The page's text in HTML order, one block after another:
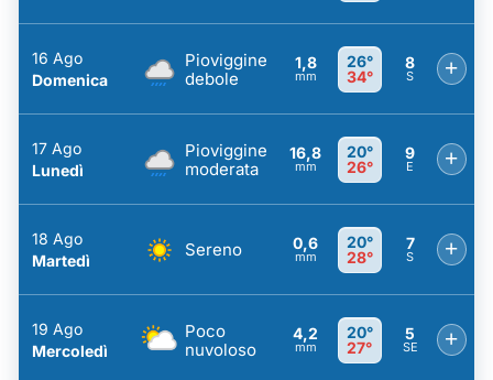
16 Ago
Domenica
Pioviggine
debole
1,8
mm
26°
34°
8
S +
17 Ago
Lunedì
Pioviggine
moderata
16,8
mm
20°
26°
9
E +
18 Ago
Martedì
Sereno 0,6
mm
20°
28°
7
S +
19 Ago
Mercoledì
Poco
nuvoloso
4,2
mm
20°
27°
5
SE +